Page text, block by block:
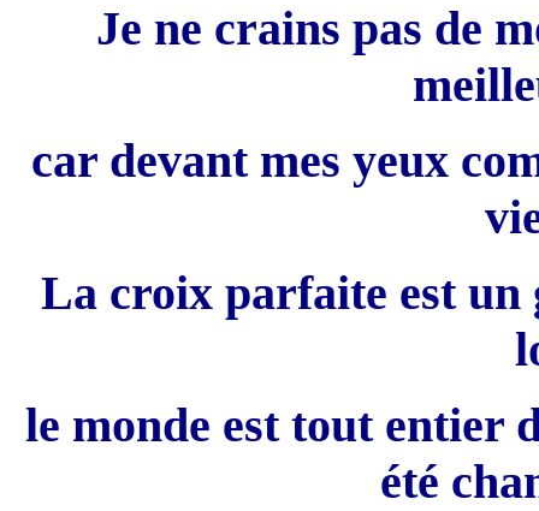
Je ne crains pas de
car devant mes yeux
La croix parfaite est un
le monde est tout entier
été